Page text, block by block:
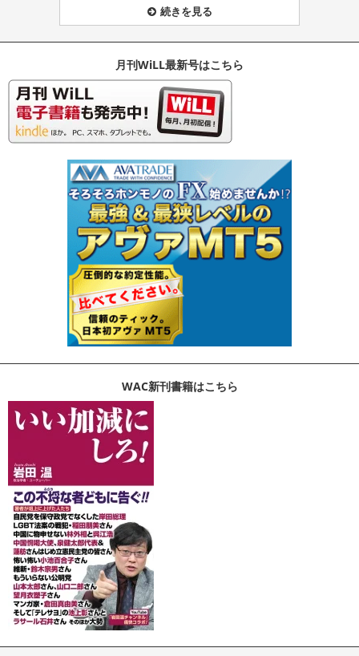
続きを見る
月刊WiLL最新号はこちら
WAC新刊書籍はこちら